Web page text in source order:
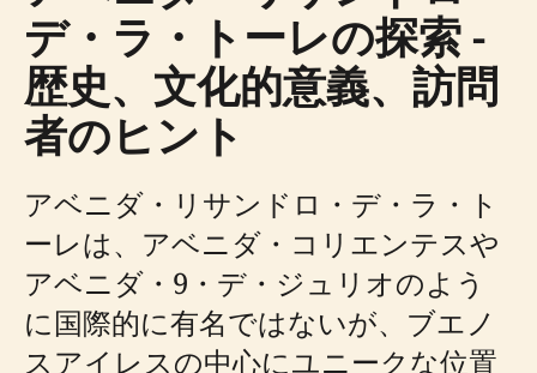
デ・ラ・トーレの探索 -
歴史、文化的意義、訪問
者のヒント
アベニダ・リサンドロ・デ・ラ・ト
ーレは、アベニダ・コリエンテスや
アベニダ・9・デ・ジュリオのよう
に国際的に有名ではないが、ブエノ
スアイレスの中心にユニークな位置